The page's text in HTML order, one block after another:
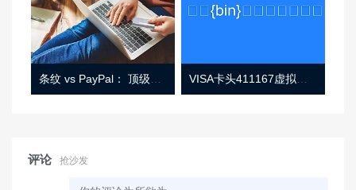
条纹 vs PayPal： 顶级功能， 定价 （和更多！ VISA卡头411167虚拟卡基础信息
评论 抢沙发